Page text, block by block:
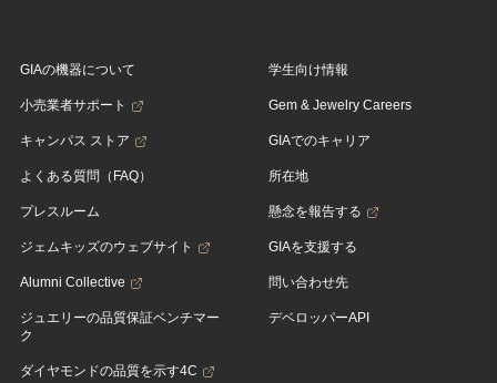
GIAの機器について
小売業者サポート
キャンパス ストア
よくある質問（FAQ）
プレスルーム
ジェムキッズのウェブサイト
Alumni Collective
ジュエリーの品質保証ベンチマー
ク
ダイヤモンドの品質を示す4C
学生向け情報
Gem & Jewelry Careers
GIAでのキャリア
所在地
懸念を報告する
GIAを支援する
問い合わせ先
デベロッパーAPI